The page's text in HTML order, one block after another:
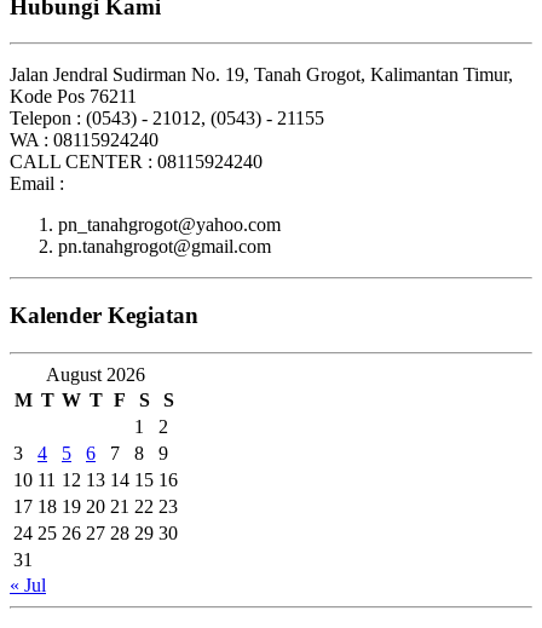
Hubungi Kami
Jalan Jendral Sudirman No. 19, Tanah Grogot, Kalimantan Timur,
Kode Pos 76211
Telepon : (0543) - 21012, (0543) - 21155
WA : 08115924240
CALL CENTER : 08115924240
Email :
pn_tanahgrogot@yahoo.com
pn.tanahgrogot@gmail.com
Kalender Kegiatan
August 2026
M T W T F S
S
1
2
3
4 5 6 7 8
9
10 11 12 13 14 15 16
17 18 19 20 21 22 23
24 25 26 27 28 29 30
31
« Jul